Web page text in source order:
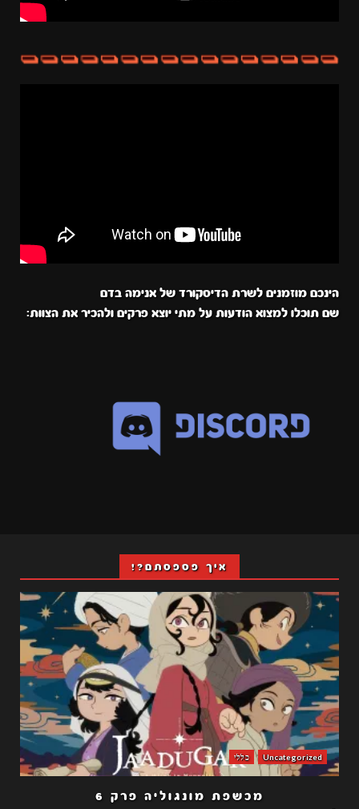
הינכם מוזמנים לשרת הדיסקורד של אנימה בדם
שם תוכלו למצוא הודעות על מתי יוצא פרקים ולהכיר את הצוות:
איך פספסתם?!
Uncategorized כללי
מכשפת מונגוליה פרק 6